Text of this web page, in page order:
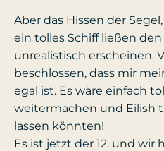
Aber das Hissen der
ein tolles Schiff ließen den
unrealistisch erscheinen.
beschlossen, dass mir
egal ist. Es wäre einfach
weitermachen und Eilish
lassen könnten!
Es ist jetzt der 12. und wir